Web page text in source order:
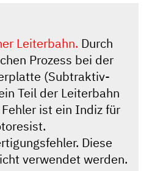
Leiterbahn. Durch
Prozess bei der
(Subtraktiv-
Teil der Leiterbahn
ist ein Indiz für
Diese
verwendet werden.